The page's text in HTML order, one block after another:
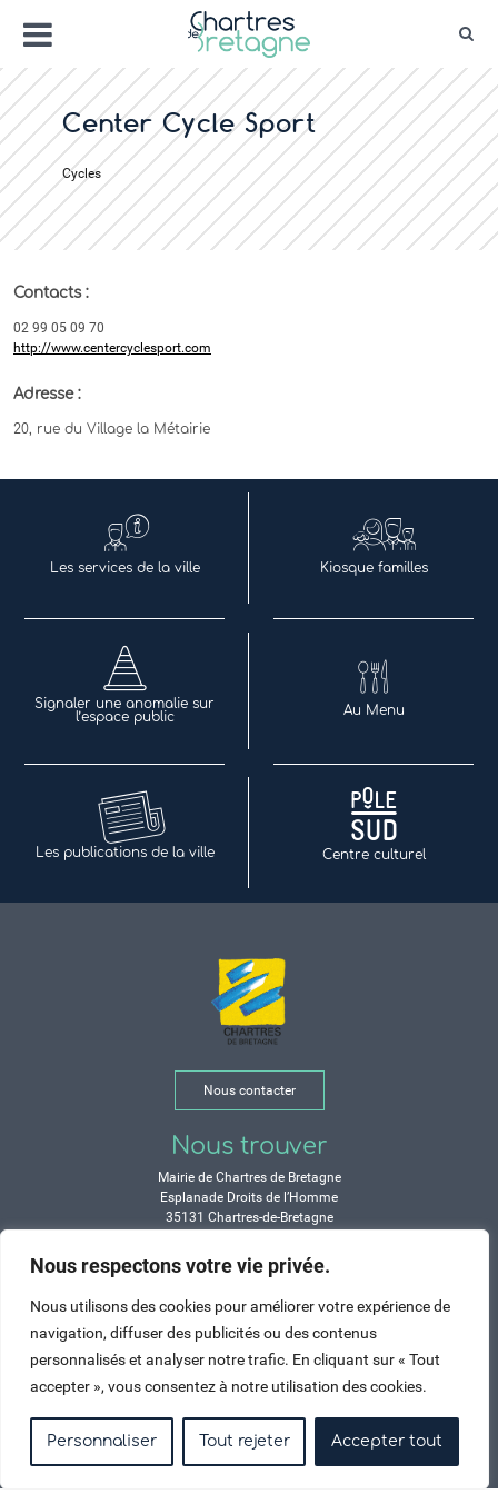
Nous respectons votre vie privée.
Nous utilisons des cookies pour améliorer votre expérience de
navigation, diffuser des publicités ou des contenus
personnalisés et analyser notre trafic. En cliquant sur « Tout
accepter », vous consentez à notre utilisation des cookies.
Personnaliser Tout rejeter Accepter tout
contenu
Menu
Bienvenue sur le site de la ville de
Ville Zéro phyto / 4 fleurs
Center Cycle Sport
Cycles
Contacts :
02 99 05 09 70
http://www.centercyclesport.com
Adresse :
20, rue du Village la Métairie
Les services de la ville Kiosque familles
Signaler une anomalie sur
l’espace public
Au Menu
Les publications de la ville Centre culturel
Nous contacter
Nous trouver
Mairie de Chartres de Bretagne
Esplanade Droits de l’Homme
35131 Chartres-de-Bretagne
Horaires
Durant les congés d’été :
de 9h à 12h et de 14h à 17h
Jeudi : de 9h à 12h et de 15h à 17h